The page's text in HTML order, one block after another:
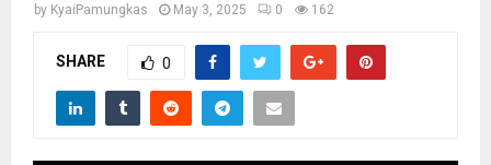
by KyaiPamungkas May 3, 2025 0 162
SHARE 0